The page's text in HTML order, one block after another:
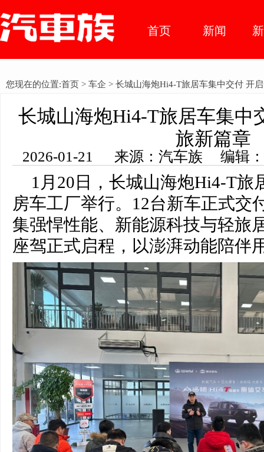
首页 新闻
态
您现在的位置:首页 > 车企 > 长城山海炮Hi4-T旅居车集中交付 开
长城山海炮Hi4-T旅居车集中
旅新篇章
2026-01-21 来源：汽车族 编辑
1月20日，长城山海炮Hi4-T旅
房车工厂举行。12台新车正式交
集强悍性能、新能源科技与轻旅
座驾正式启程，以澎湃动能陪伴